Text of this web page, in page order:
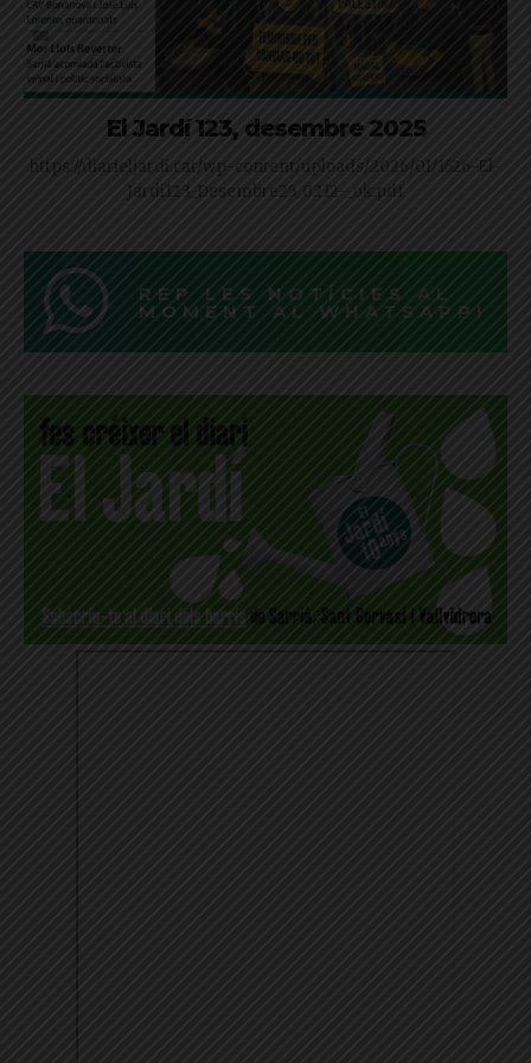
El Jardí 123, desembre 2025
https://diarieljardi.cat/wp-content/uploads/2026/01/1626-El-
Jardi123_Desembre25_0212-_ok.pdf
REP LES NOTÍCIES AL
MOMENT AL WHATSAPP!